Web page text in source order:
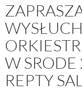
W
REPTY